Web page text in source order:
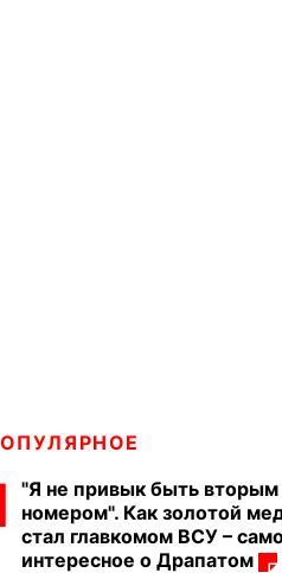
"Я не привык быть вторым
номером". Как золотой
стал главкомом ВСУ –
интересное о Драпатом